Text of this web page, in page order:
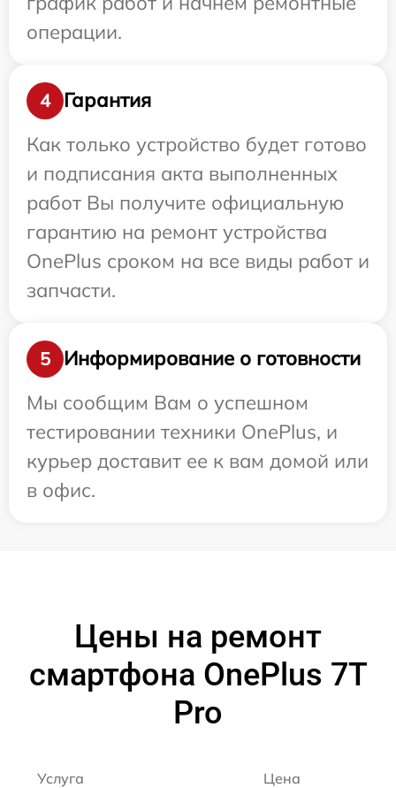
операции.
4
Гарантия
Как только устройство будет готово
и подписания акта выполненных
работ Вы получите официальную
гарантию на ремонт устройства
OnePlus сроком на все виды работ и
запчасти.
5
Информирование о готовности
Мы сообщим Вам о успешном
тестировании техники OnePlus, и
курьер доставит ее к вам домой или
в офис.
Цены на ремонт
смартфона OnePlus 7T
Pro
Услуга Цена